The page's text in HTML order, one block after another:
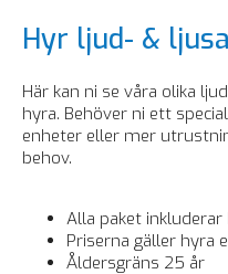
Hyr ljud- &
Här kan ni se våra olika
hyra. Behöver ni ett
enheter eller mer
behov.
Alla paket inkluderar
Priserna gäller hyra
Åldersgräns 25 år